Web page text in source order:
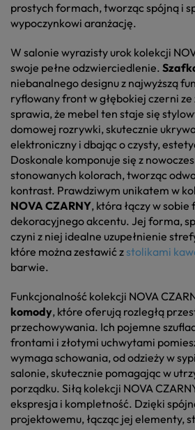
prostych formach, tworząc spójną i
wypoczynkowi aranżację.
W salonie wyrazisty urok kolekcji
swoje pełne odzwierciedlenie.
niebanalnego designu z najwyższą
ryflowany front w głębokiej czerni
sprawia, że mebel ten staje się
domowej rozrywki, skutecznie
elektroniczny i dbając o czysty,
Doskonale komponuje się z
stonowanych kolorach, tworząc
kontrast. Prawdziwym unikatem w
NOVA CZARNY, która łączy w sobie
dekoracyjnego akcentu. Jej forma,
czyni z niej idealne uzupełnienie
które można zestawić z stolikami
barwie.
Funkcjonalność kolekcji NOVA
komody, które oferują rozległą
przechowywania. Ich pojemne
frontami i złotymi uchwytami
wymaga schowania, od odzieży w
salonie, skutecznie pomagając w
porządku. Siłą kolekcji NOVA
ekspresja i kompletność. Dzięki
projektowemu, łącząc jej elementy,